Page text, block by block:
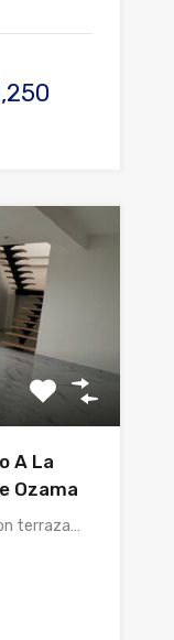
A La
Ozama
terraza…